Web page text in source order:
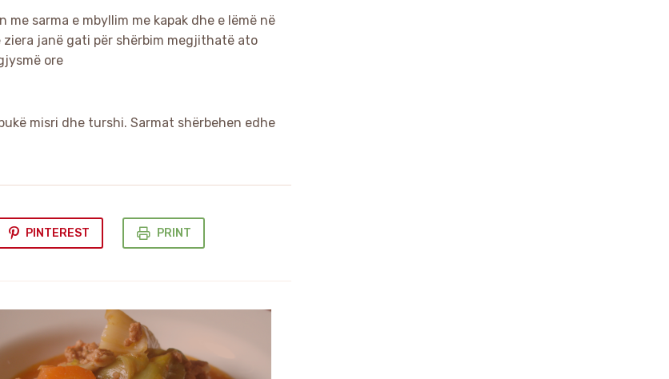
sarma e mbyllim me kapak dhe e lëmë në
janë gati për shërbim megjithatë ato
ore
misri dhe turshi. Sarmat shërbehen edhe
PINTEREST PRINT